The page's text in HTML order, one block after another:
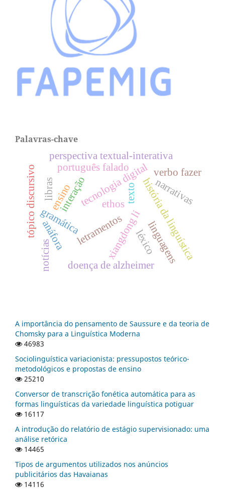
Palavras-chave
linguagens
letramentos
ensinotecnologia digital
gramática história da linguística
perspectiva textual-interativa
português falado
texto
xiangdong li
doença de alzheimer
narrativas
interação
tópico discursivo verbo fazer
anáfora
ethos
léxico
libras
notícias
A importância do pensamento de Saussure e da teoria de
Chomsky para a Linguística Moderna
46983
Sociolinguística variacionista: pressupostos teórico-
metodológicos e propostas de ensino
25210
Conversor de transcrição fonética automática para as
formas linguísticas da variedade linguística potiguar
16117
A introdução do relatório de estágio supervisionado: uma
análise retórica
14465
Tipos de argumentos utilizados nos anúncios
publicitários das Havaianas
14116